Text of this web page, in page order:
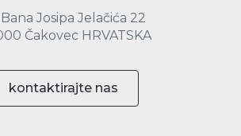
Bana Josipa Jelačića 22
Čakovec HRVATSKA
kontaktirajte nas